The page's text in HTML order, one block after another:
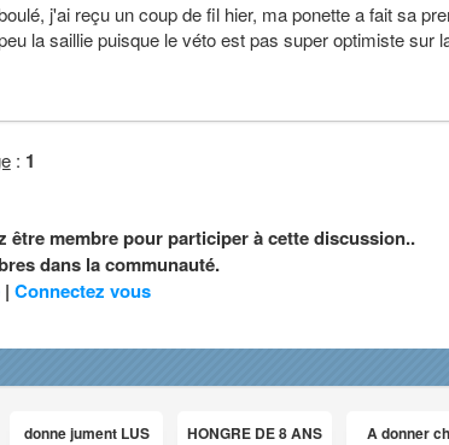
j'ai reçu un coup de fil hier, ma ponette a fait sa
la saillie puisque le véto est pas super optimiste sur
: 1
être membre pour participer à cette discussion..
dans la communauté.
| Connectez vous
donne jument LUS HONGRE DE 8 ANS A donner